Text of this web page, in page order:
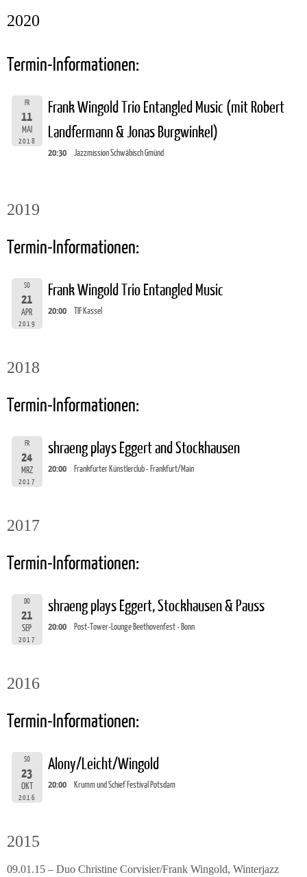
2020
Termin-Informationen:
FR
11
MAI
2018
Frank Wingold Trio Entangled Music (mit Robert
Landfermann & Jonas Burgwinkel)
20:30 Jazzmission Schwäbisch Gmünd
2019
Termin-Informationen:
SO
21
APR
2019
Frank Wingold Trio Entangled Music
20:00 TIF Kassel
2018
Termin-Informationen:
FR
24
MRZ
2017
shraeng plays Eggert and Stockhausen
20:00 Frankfurter Künstlerclub - Frankfurt/Main
2017
Termin-Informationen:
DO
21
SEP
2017
shraeng plays Eggert, Stockhausen & Pauss
20:00 Post-Tower-Lounge Beethovenfest - Bonn
2016
Termin-Informationen:
SO
23
OKT
2016
Alony/Leicht/Wingold
20:00 Krumm und Schief Festival Potsdam
2015
09.01.15 – Duo Christine Corvisier/Frank Wingold, Winterjazz